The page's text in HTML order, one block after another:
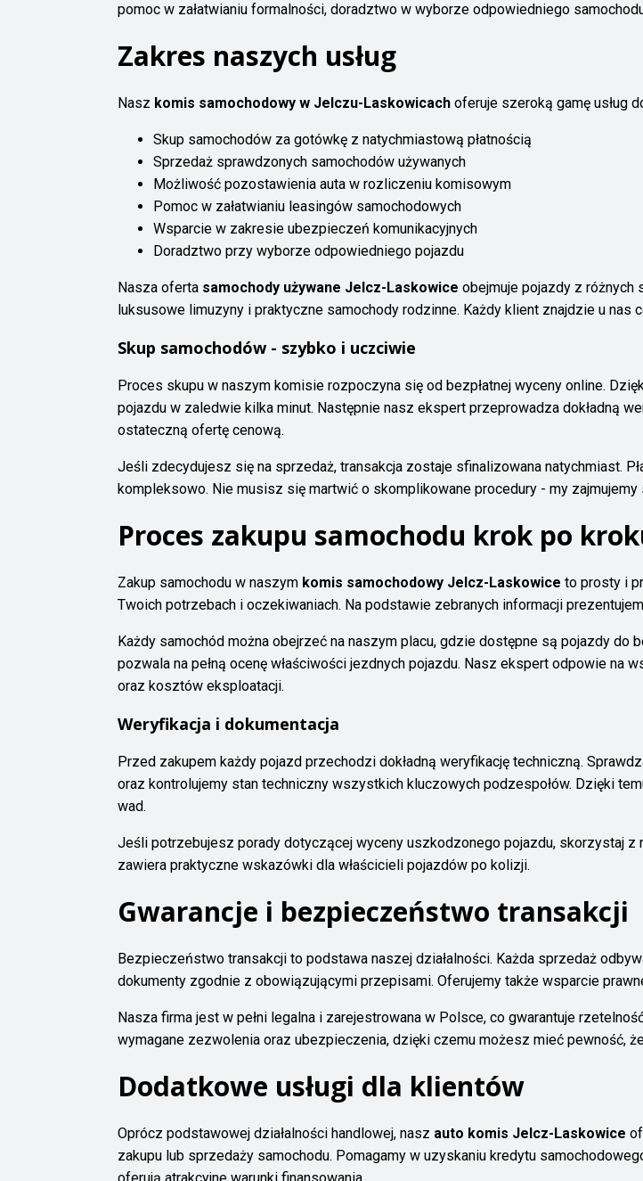
pomoc w załatwianiu formalności, doradztwo w wyborze odpowiedniego
Zakres naszych usług
Nasz komis samochodowy w Jelczu-Laskowicach oferuje szeroką gamę usług
Skup samochodów za gotówkę z natychmiastową płatnością
Sprzedaż sprawdzonych samochodów używanych
Możliwość pozostawienia auta w rozliczeniu komisowym
Pomoc w załatwianiu leasingów samochodowych
Wsparcie w zakresie ubezpieczeń komunikacyjnych
Doradztwo przy wyborze odpowiedniego pojazdu
Nasza oferta samochody używane Jelcz-Laskowice obejmuje pojazdy z różnych
luksusowe limuzyny i praktyczne samochody rodzinne. Każdy klient znajdzie u
Skup samochodów - szybko i uczciwie
Proces skupu w naszym komisie rozpoczyna się od bezpłatnej wyceny online.
pojazdu w zaledwie kilka minut. Następnie nasz ekspert przeprowadza dokładną
ostateczną ofertę cenową.
Jeśli zdecydujesz się na sprzedaż, transakcja zostaje sfinalizowana natychmiast.
kompleksowo. Nie musisz się martwić o skomplikowane procedury - my
Proces zakupu samochodu krok po
Zakup samochodu w naszym komis samochodowy Jelcz-Laskowice to prosty i
Twoich potrzebach i oczekiwaniach. Na podstawie zebranych informacji
Każdy samochód można obejrzeć na naszym placu, gdzie dostępne są pojazdy do
pozwala na pełną ocenę właściwości jezdnych pojazdu. Nasz ekspert odpowie
oraz kosztów eksploatacji.
Weryfikacja i dokumentacja
Przed zakupem każdy pojazd przechodzi dokładną weryfikację techniczną.
oraz kontrolujemy stan techniczny wszystkich kluczowych podzespołów. Dzięki
wad.
Jeśli potrzebujesz porady dotyczącej wyceny uszkodzonego pojazdu, skorzystaj z
zawiera praktyczne wskazówki dla właścicieli pojazdów po kolizji.
Gwarancje i bezpieczeństwo transakcji
Bezpieczeństwo transakcji to podstawa naszej działalności. Każda sprzedaż
dokumenty zgodnie z obowiązującymi przepisami. Oferujemy także wsparcie
Nasza firma jest w pełni legalna i zarejestrowana w Polsce, co gwarantuje
wymagane zezwolenia oraz ubezpieczenia, dzięki czemu możesz mieć pewność,
Dodatkowe usługi dla klientów
Oprócz podstawowej działalności handlowej, nasz auto komis Jelcz-Laskowice
zakupu lub sprzedaży samochodu. Pomagamy w uzyskaniu kredytu